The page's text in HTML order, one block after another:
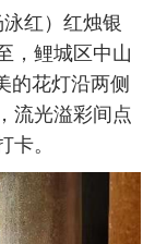
红）红烛银
，鲤城区中山
的花灯沿两侧
流光溢彩间点
卡。